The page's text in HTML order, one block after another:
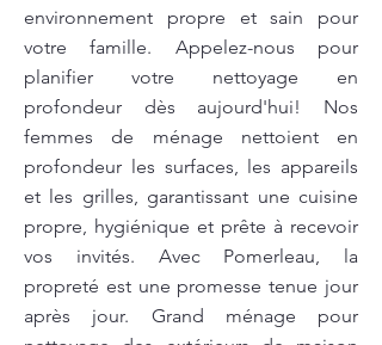
environnement propre et sain pour
votre famille. Appelez-nous pour
planifier votre nettoyage en
profondeur dès aujourd'hui! Nos
femmes de ménage nettoient en
profondeur les surfaces, les appareils
et les grilles, garantissant une cuisine
propre, hygiénique et prête à recevoir
vos invités. Avec Pomerleau, la
propreté est une promesse tenue jour
après jour. Grand ménage pour